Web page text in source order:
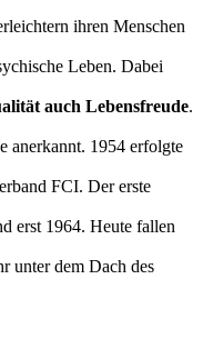
ihren Menschen
Leben. Dabei
auch Lebensfreude.
anerkannt. 1954 erfolgte
FCI. Der erste
erst 1964. Heute fallen
unter dem Dach des